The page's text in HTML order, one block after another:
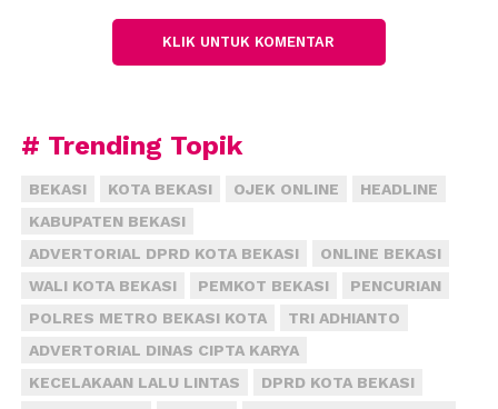
gangguan produksi air bersih, akan dibangun
jaringan pipa dari sumber air baku di Jalan Hasibuan
strategis nasional Sistem Penyediaan Air Minum
(SPAM) Jatiluhur II, dengan alokasi dana sekitar Rp 35
miliar dari Anggaran Pendapatan dan Belanja Daerah
(APBD) 2024.
“Jadi akses keterbukaan informasi oleh masyarakat,
terutama yang terdampak dari kelangkaan air atau
limbah, menjadi hal utama yang disampaikan,”
KLIK UNTUK KOMENTAR
# Trending Topik
BEKASI KOTA BEKASI OJEK ONLINE
HEADLINE
KABUPATEN BEKASI
ADVERTORIAL DPRD KOTA BEKASI
ONLINE BEKASI
WALI KOTA BEKASI
PEMKOT BEKASI
PENCURIAN
POLRES METRO BEKASI KOTA
TRI ADHIANTO
ADVERTORIAL DINAS CIPTA KARYA
KECELAKAAN LALU LINTAS
DPRD KOTA BEKASI